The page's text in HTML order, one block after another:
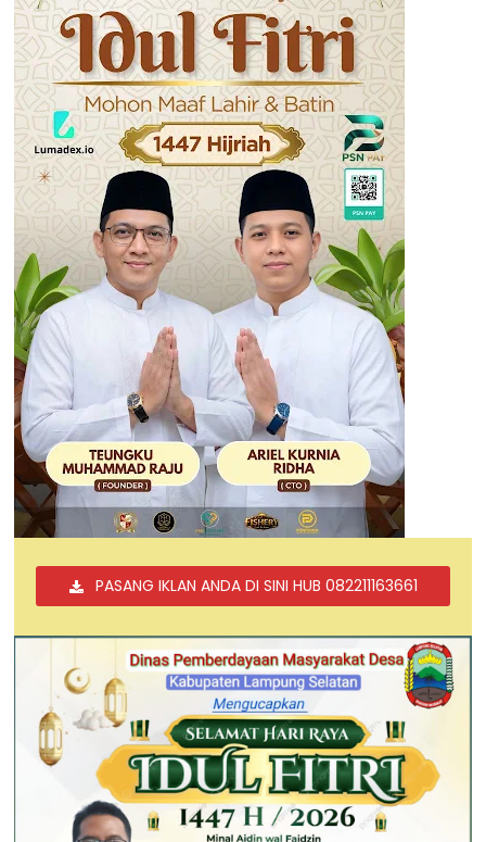
PASANG IKLAN ANDA DI SINI HUB 082211163661